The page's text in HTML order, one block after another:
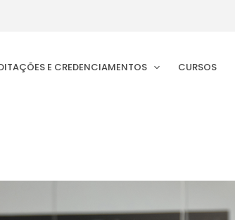
E CREDENCIAMENTOS CURSOS